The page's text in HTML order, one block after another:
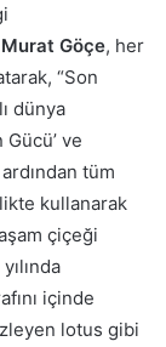
Göçe, her
“Son
dünya
ve
tüm
kullanarak
çiçeği
içinde
lotus gibi